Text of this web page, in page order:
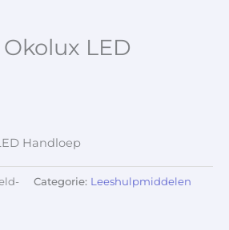
LED
Handloep
Categorie: Leeshulpmiddelen